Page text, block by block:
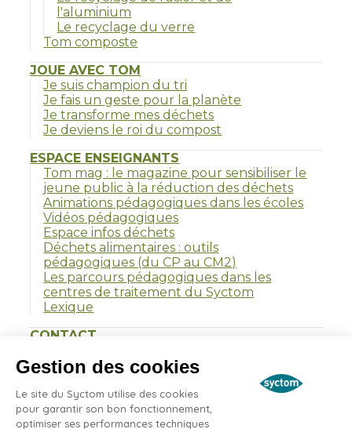
Gestion des cookies
Le site du Syctom utilise des cookies
pour garantir son bon fonctionnement,
optimiser ses performances techniques
l'aluminium
Le recyclage du verre
Tom composte
JOUE AVEC TOM
Je suis champion du tri
Je fais un geste pour la planète
Je transforme mes déchets
Je deviens le roi du compost
ESPACE ENSEIGNANTS
Tom mag : le magazine pour sensibiliser le
jeune public à la réduction des déchets
Animations pédagogiques dans les écoles
Vidéos pédagogiques
Espace infos déchets
Déchets alimentaires : outils
pédagogiques (du CP au CM2)
Les parcours pédagogiques dans les
centres de traitement du Syctom
Lexique
CONTACT
PLAN DU SITE
COOKIES
MENTIONS LÉGALES